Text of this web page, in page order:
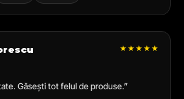
★★★★★
Găsești tot felul de produse.”